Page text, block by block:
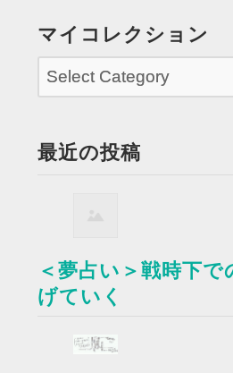
マイコレクション
最近の投稿
＜夢占い＞戦時下
げていく